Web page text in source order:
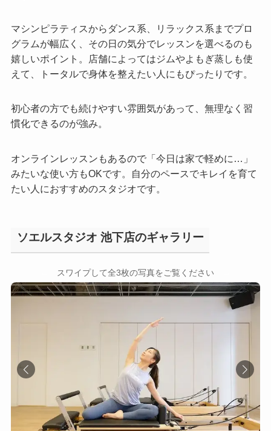
マシンピラティスからダンス系、リラックス系までプロ
グラムが幅広く、その日の気分でレッスンを選べるのも
嬉しいポイント。店舗によってはジムやよもぎ蒸しも使
えて、トータルで身体を整えたい人にもぴったりです。
初心者の方でも続けやすい雰囲気があって、無理なく習
慣化できるのが強み。
オンラインレッスンもあるので「今日は家で軽めに…」
みたいな使い方もOKです。自分のペースでキレイを育て
たい人におすすめのスタジオです。
ソエルスタジオ 池下店のギャラリー
スワイプして全3枚の写真をご覧ください